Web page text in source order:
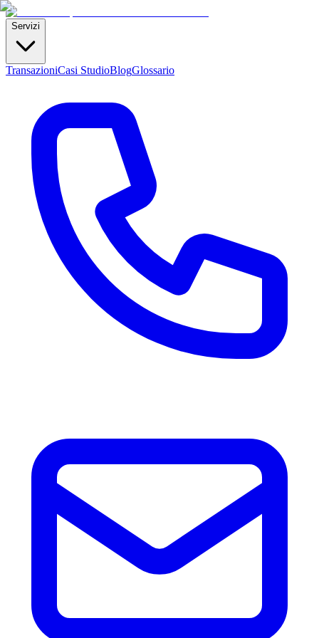
Servizi
TransazioniCasi StudioBlogGlossario